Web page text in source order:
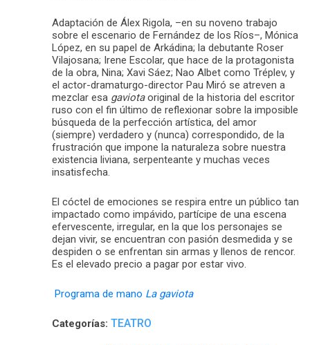
Adaptación de Álex Rigola, –en su noveno trabajo
sobre el escenario de Fernández de los Ríos–, Mónica
López, en su papel de Arkádina; la debutante Roser
Vilajosana; Irene Escolar, que hace de la protagonista
de la obra, Nina; Xavi Sáez; Nao Albet como Tréplev, y
el actor-dramaturgo-director Pau Miró se atreven a
mezclar esa gaviotaoriginal de la historia del escritor
ruso con el fin último de reflexionar sobre la imposible
búsqueda de la perfección artística, del amor
(siempre) verdadero y (nunca) correspondido, de la
frustración que impone la naturaleza sobre nuestra
existencia liviana, serpenteante y muchas veces
insatisfecha.
El cóctel de emociones se respira entre un público tan
impactado como impávido, partícipe de una escena
efervescente, irregular, en la que los personajes se
dejan vivir, se encuentran con pasión desmedida y se
despiden o se enfrentan sin armas y llenos de rencor.
Es el elevado precio a pagar por estar vivo.
Programa de mano La gaviota
Categorías: TEATRO